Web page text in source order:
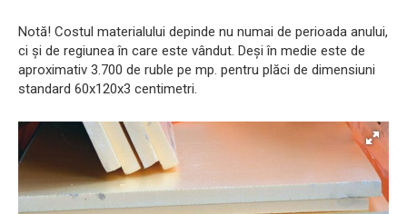
Notă! Costul materialului depinde nu numai de perioada anului,
ci și de regiunea în care este vândut. Deși în medie este de
aproximativ 3.700 de ruble pe mp. pentru plăci de dimensiuni
standard 60x120x3 centimetri.